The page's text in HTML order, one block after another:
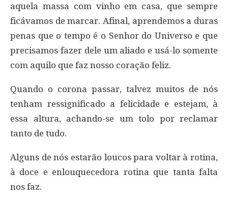
aquela massa com vinho em casa, que sempre
ficávamos de marcar. Afinal, aprendemos a duras
penas que o tempo é o Senhor do Universo e que
precisamos fazer dele um aliado e usá-lo somente
com aquilo que faz nosso coração feliz.
Quando o corona passar, talvez muitos de nós
tenham ressignificado a felicidade e estejam, à
essa altura, achando-se um tolo por reclamar
tanto de tudo.
Alguns de nós estarão loucos para voltar à rotina,
à doce e enlouquecedora rotina que tanta falta
nos faz.